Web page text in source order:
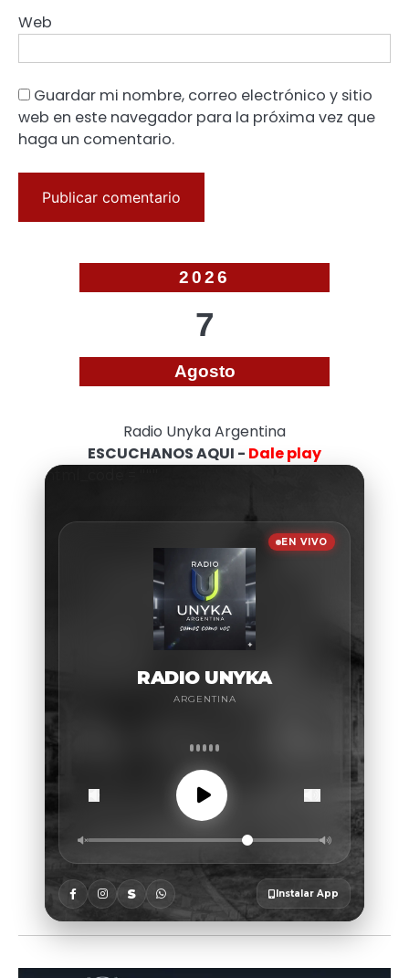
Web
Guardar mi nombre, correo electrónico y sitio
web en este navegador para la próxima vez que
haga un comentario.
2026
7
Agosto
Radio Unyka Argentina
ESCUCHANOS AQUI - Dale play